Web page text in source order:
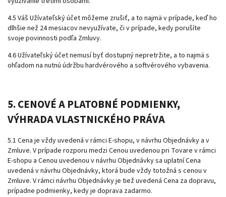
4.5 Váš Užívateľský účet môžeme zrušiť, a to najmä v prípade, keď ho
dlhšie než 24 mesiacov nevyužívate, či v prípade, kedy porušíte
svoje povinnosti podľa Zmluvy.
4.6 Užívateľský účet nemusí byť dostupný nepretržite, a to najmä s
ohľadom na nutnú údržbu hardvérového a softvérového vybavenia.
5. CENOVÉ A PLATOBNÉ PODMIENKY,
VÝHRADA VLASTNICKÉHO PRÁVA
5.1 Cena je vždy uvedená v rámci E-shopu, v návrhu Objednávky a v
Zmluve. V prípade rozporu medzi Cenou uvedenou pri Tovare v rámci
E-shopu a Cenou uvedenou v návrhu Objednávky sa uplatní Cena
uvedená v návrhu Objednávky, ktorá bude vždy totožná s cenou v
Zmluve. V rámci návrhu Objednávky je tiež uvedená Cena za dopravu,
prípadne podmienky, kedy je doprava zadarmo.